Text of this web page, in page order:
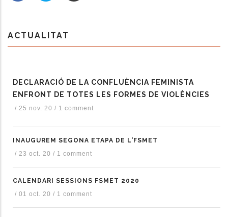
ACTUALITAT
DECLARACIÓ DE LA CONFLUÈNCIA FEMINISTA
ENFRONT DE TOTES LES FORMES DE VIOLÈNCIES
/ 25 nov. 20 / 1 comment
INAUGUREM SEGONA ETAPA DE L'FSMET
/ 23 oct. 20 / 1 comment
CALENDARI SESSIONS FSMET 2020
/ 01 oct. 20 / 1 comment